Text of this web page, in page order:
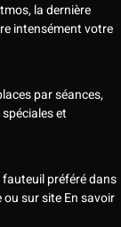
la dernière
intensément votre
par séances,
et
préféré dans
ou sur siteEn savoir